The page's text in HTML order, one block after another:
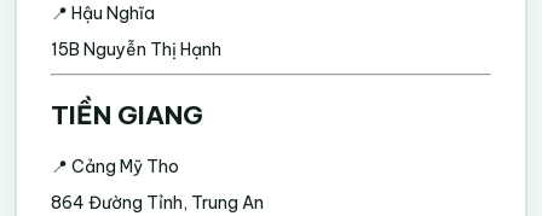
📍 Hậu Nghĩa
15B Nguyễn Thị Hạnh
TIỀN GIANG
📍 Cảng Mỹ Tho
864 Đường Tỉnh, Trung An